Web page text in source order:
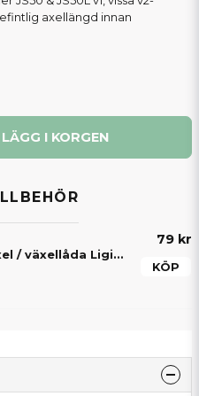
axellängd innan
LÄGG I KORGEN
Låsring / låsclip drivaxel / växellåda Ligier, Microcar, Aixam, Chatenet, Grecav & JDM
79 kr
KÖP